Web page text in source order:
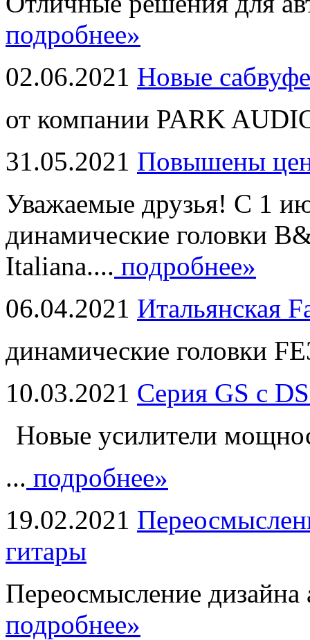
подробнее»
02.06.2021 Новые
от компании PARK
31.05.2021 Повышены
Уважаемые друзья! С 1
динамические головки
Italiana.... подробнее»
06.04.2021 Итальянская
динамические головки
10.03.2021 Серия GS с
Новые усилители
... подробнее»
19.02.2021
гитары
Переосмысление дизайна
подробнее»